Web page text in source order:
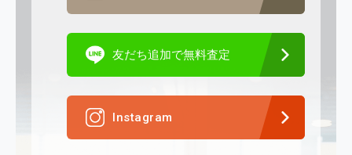
友だち追加で無料査定
Instagram